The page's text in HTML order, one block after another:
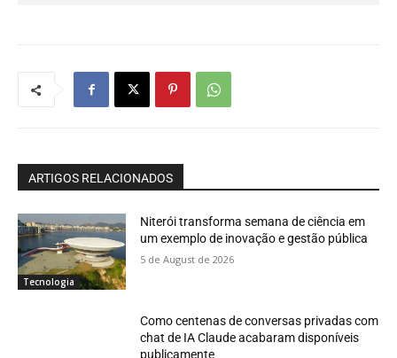
ARTIGOS RELACIONADOS
Tecnologia
Niterói transforma semana de ciência em
um exemplo de inovação e gestão pública
5 de August de 2026
Como centenas de conversas privadas com
chat de IA Claude acabaram disponíveis
publicamente